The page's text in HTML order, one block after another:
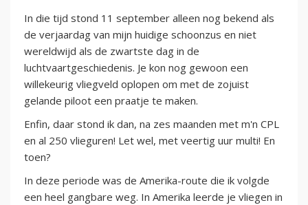
In die tijd stond 11 september alleen nog bekend als
de verjaardag van mijn huidige schoonzus en niet
wereldwijd als de zwartste dag in de
luchtvaartgeschiedenis. Je kon nog gewoon een
willekeurig vliegveld oplopen om met de zojuist
gelande piloot een praatje te maken.
Enfin, daar stond ik dan, na zes maanden met m'n CPL
en al 250 vlieguren! Let wel, met veertig uur multi! En
toen?
In deze periode was de Amerika-route die ik volgde
een heel gangbare weg. In Amerika leerde je vliegen in